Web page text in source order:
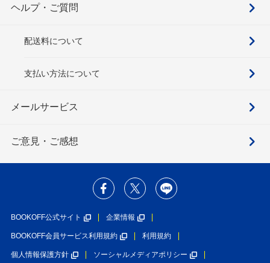
ヘルプ・ご質問
配送料について
支払い方法について
メールサービス
ご意見・ご感想
BOOKOFF公式サイト 企業情報
BOOKOFF会員サービス利用規約 利用規約
個人情報保護方針 ソーシャルメディアポリシー